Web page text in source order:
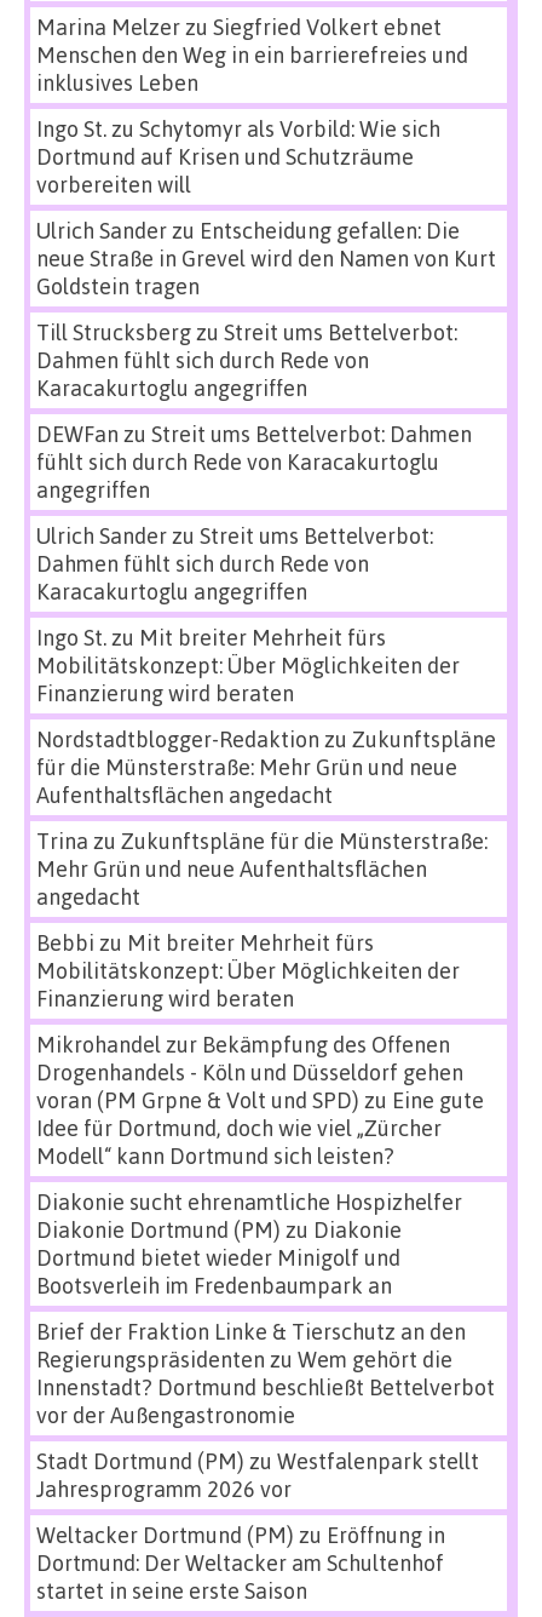
Marina Melzerzu Siegfried Volkert ebnet
Menschen den Weg in ein barrierefreies und
inklusives Leben
Ingo St.zu Schytomyr als Vorbild: Wie sich
Dortmund auf Krisen und Schutzräume
vorbereiten will
Ulrich Sanderzu Entscheidung gefallen: Die
neue Straße in Grevel wird den Namen von Kurt
Goldstein tragen
Till Strucksbergzu Streit ums Bettelverbot:
Dahmen fühlt sich durch Rede von
Karacakurtoglu angegriffen
DEWFan zu Streit ums Bettelverbot: Dahmen
fühlt sich durch Rede von Karacakurtoglu
angegriffen
Ulrich Sanderzu Streit ums Bettelverbot:
Dahmen fühlt sich durch Rede von
Karacakurtoglu angegriffen
Ingo St.zu Mit breiter Mehrheit fürs
Mobilitätskonzept: Über Möglichkeiten der
Finanzierung wird beraten
Nordstadtblogger-Redaktion zu Zukunftspläne
für die Münsterstraße: Mehr Grün und neue
Aufenthaltsflächen angedacht
Trina zu Zukunftspläne für die Münsterstraße:
Mehr Grün und neue Aufenthaltsflächen
angedacht
Bebbi zu Mit breiter Mehrheit fürs
Mobilitätskonzept: Über Möglichkeiten der
Finanzierung wird beraten
Mikrohandel zur Bekämpfung des Offenen
Drogenhandels - Köln und Düsseldorf gehen
voran (PM Grpne & Volt und SPD) zu Eine gute
Idee für Dortmund, doch wie viel „Zürcher
Modell“ kann Dortmund sich leisten?
Diakonie sucht ehrenamtliche Hospizhelfer
Diakonie Dortmund (PM) zu Diakonie
Dortmund bietet wieder Minigolf und
Bootsverleih im Fredenbaumpark an
Brief der Fraktion Linke & Tierschutz an den
Regierungspräsidenten zu Wem gehört die
Innenstadt? Dortmund beschließt Bettelverbot
vor der Außengastronomie
Stadt Dortmund (PM) zu Westfalenpark stellt
Jahresprogramm 2026 vor
Weltacker Dortmund (PM) zu Eröffnung in
Dortmund: Der Weltacker am Schultenhof
startet in seine erste Saison